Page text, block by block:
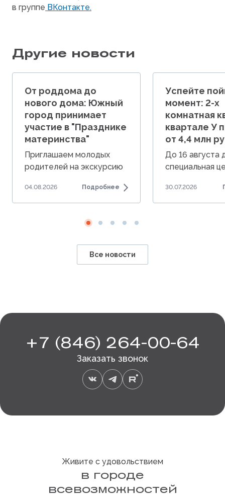
в группе ВКонтакте.
Другие новости
От роддома до
нового дома: Южный
город принимает
участие в "Празднике
материнства"
Приглашаем молодых
родителей на экскурсию
04.08.2026 Подробнее
Успейте
момент: 2-х
комнатная
квартале У
от 4,4 млн
До 16 августа
специальная
от 4,4 млн руб.
30.07.2026
Все новости
+7 (846) 264-00-64
Заказать звонок
Живите с удовольствием
в городе
всевозможностей